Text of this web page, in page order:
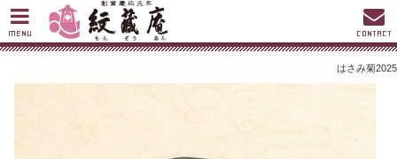
はさみ菊2025
MENU CONTACT